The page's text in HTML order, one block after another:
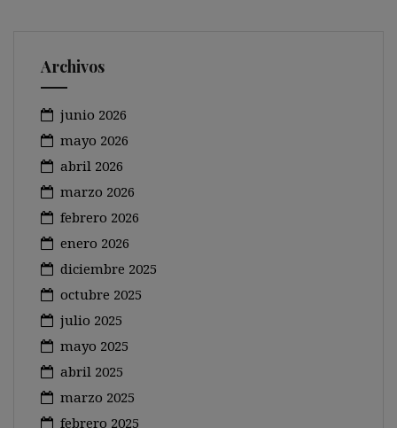
Archivos
junio 2026
mayo 2026
abril 2026
marzo 2026
febrero 2026
enero 2026
diciembre 2025
octubre 2025
julio 2025
mayo 2025
abril 2025
marzo 2025
febrero 2025